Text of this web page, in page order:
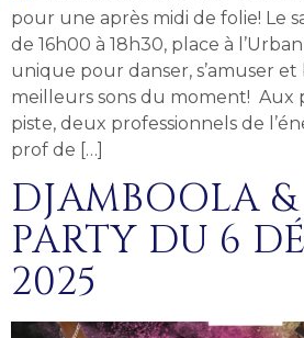
pour une après midi de folie! Le
de 16h00 à 18h30, place à
unique pour danser, s’amuser
meilleurs sons du moment! Aux
piste, deux professionnels de
prof de […]
DJAMBOOLA
PARTY DU 6
2025